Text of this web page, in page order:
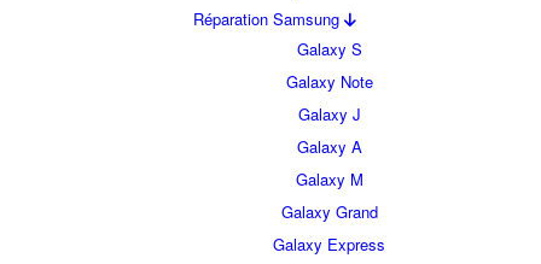
Réparation Samsung
Galaxy S
Galaxy Note
Galaxy J
Galaxy A
Galaxy M
Galaxy Grand
Galaxy Express